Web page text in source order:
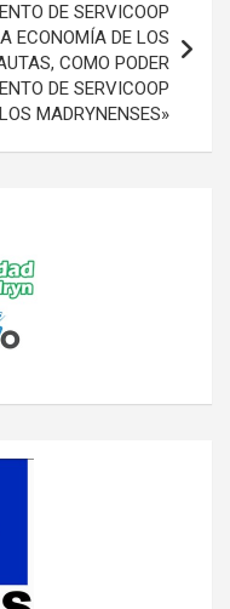
DE SERVICOOP
ECONOMÍA DE LOS
COMO PODER
DE SERVICOOP
MADRYNENSES»